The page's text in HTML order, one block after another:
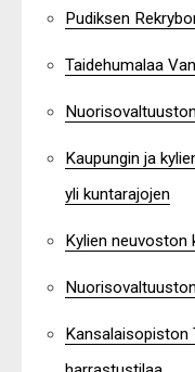
Pudiksen
Taidehumalaa
Kaupungin ja
yli kuntarajojen
Kylien
Kansalaisopiston